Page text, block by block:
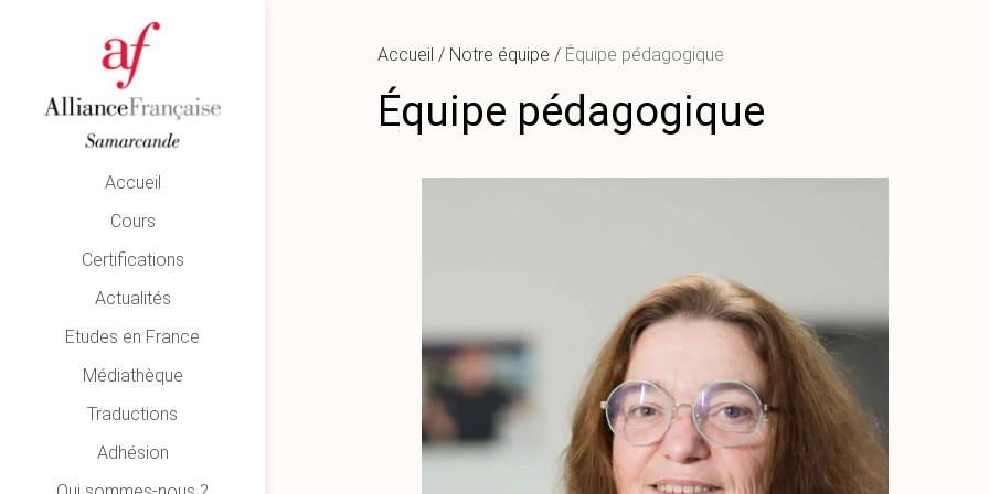
Accueil
Cours
Certifications
Actualités
Etudes en France
Médiathèque
Traductions
Adhésion
Accueil / Notre équipe / Équipe pédagogique
Équipe pédagogique